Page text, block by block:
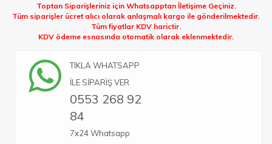
Toptan Siparişleriniz için Whatsapptan İletişime Geçiniz.
Tüm siparişler ücret alıcı olarak anlaşmalı kargo ile gönderilmektedir.
Tüm fiyatlar KDV harictir.
KDV ödeme esnasında otomatik olarak eklenmektedir.
TIKLA WHATSAPP
İLE SİPARİŞ VER
0553 268 92
84
7x24 Whatsapp